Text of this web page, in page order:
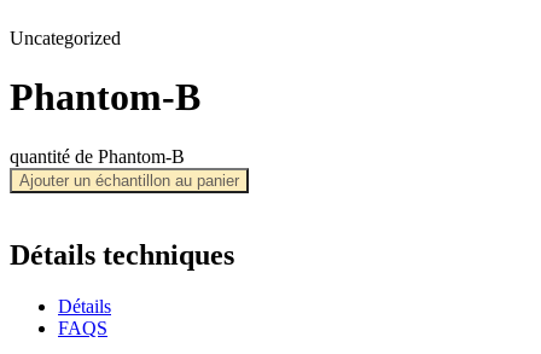
Uncategorized
Phantom-B
quantité de Phantom-B
Ajouter un échantillon au panier
Détails techniques
Détails
FAQS